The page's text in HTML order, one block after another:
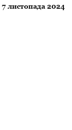
7 листопада 2024